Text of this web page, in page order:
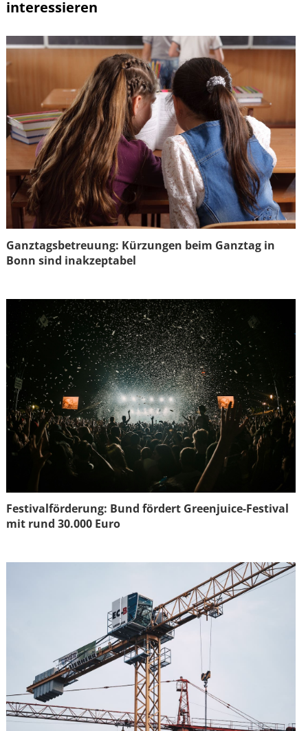
interessieren
Ganztagsbetreuung: Kürzungen beim Ganztag in
Bonn sind inakzeptabel
Festivalförderung: Bund fördert Greenjuice-Festival
mit rund 30.000 Euro